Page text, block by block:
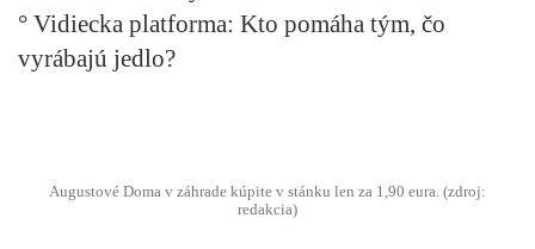
° Vidiecka platforma: Kto pomáha tým, čo
vyrábajú jedlo?
Augustové Doma v záhrade kúpite v stánku len za 1,90 eura. (zdroj:
redakcia)